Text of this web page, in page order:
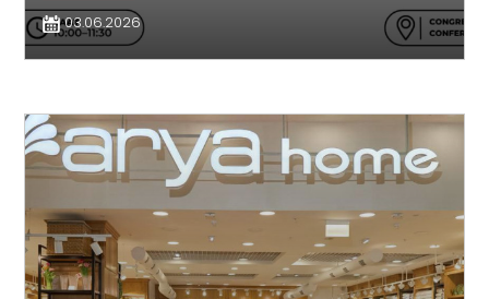
03.06.2026